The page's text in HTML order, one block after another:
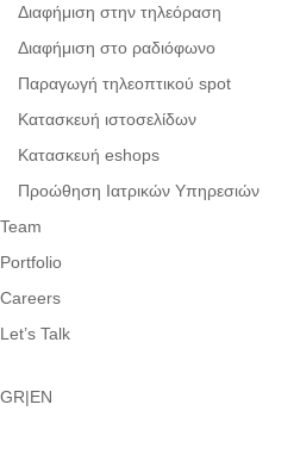
Διαφήμιση στην τηλεόραση
Διαφήμιση στο ραδιόφωνο
Παραγωγή τηλεοπτικού spot
Κατασκευή ιστοσελίδων
Κατασκευή eshops
Προώθηση Ιατρικών Υπηρεσιών
Team
Portfolio
Careers
Let’s Talk
GR|EN